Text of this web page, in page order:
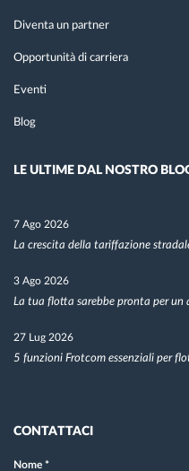
Diventa un partner
Opportunità di carriera
Eventi
Blog
LE ULTIME DAL NOSTRO
7 Ago 2026
La crescita della tariffazione
3 Ago 2026
La tua flotta sarebbe pronta per un
27 Lug 2026
5 funzioni Frotcom essenziali per
CONTATTACI
Nome *